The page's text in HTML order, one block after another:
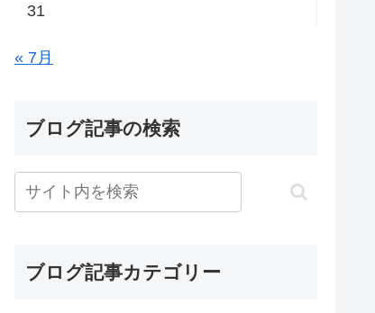
31
« 7月
ブログ記事の検索
ブログ記事カテゴリー